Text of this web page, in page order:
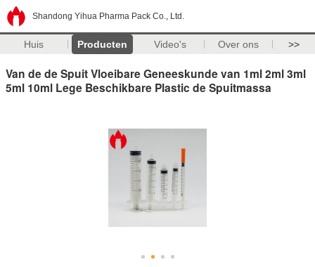
Shandong Yihua Pharma Pack Co., Ltd.
Huis Producten Video's Over ons >>
Van de de Spuit Vloeibare Geneeskunde van 1ml 2ml 3ml
5ml 10ml Lege Beschikbare Plastic de Spuitmassa